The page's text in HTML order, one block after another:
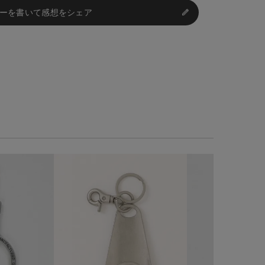
を書いて感想をシェア